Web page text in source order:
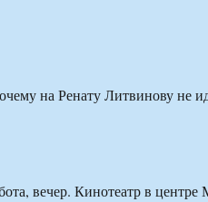
вечер. Кинотеатр в